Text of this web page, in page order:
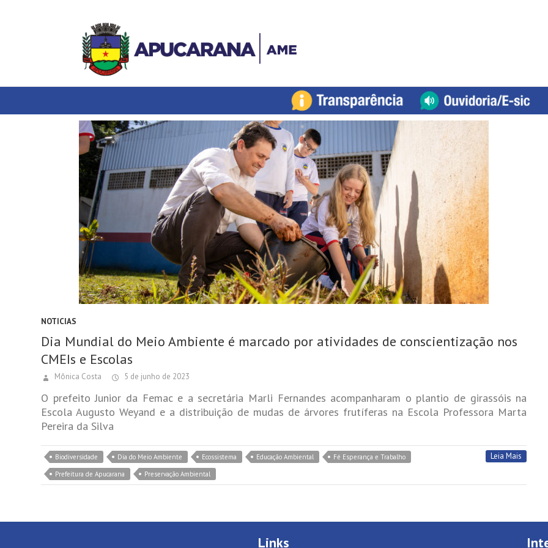
NOTICIAS
Dia Mundial do Meio Ambiente é marcado por atividades de conscientização nos
CMEIs e Escolas
Mônica Costa 5 de junho de 2023
O prefeito Junior da Femac e a secretária Marli Fernandes acompanharam o plantio de girassóis na
Escola Augusto Weyand e a distribuição de mudas de árvores frutíferas na Escola Professora Marta
Pereira da Silva
Biodiversidade Dia do Meio Ambiente Ecossistema Educação Ambiental
Fé Esperança e Trabalho
Prefeitura de Apucarana
Preservação Ambiental
Leia Mais
Links